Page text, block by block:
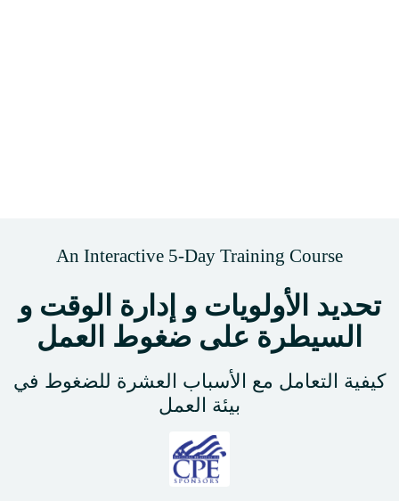
An Interactive 5-Day Training Course
تحديد الأولويات و إدارة الوقت و
السيطرة على ضغوط العمل
كيفية التعامل مع الأسباب العشرة للضغوط في
بيئة العمل